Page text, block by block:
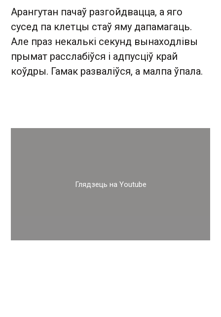
Арангутан пачаў разгойдвацца, а яго
сусед па клетцы стаў яму дапамагаць.
Але праз некалькі секунд вынаходлівы
прымат расслабіўся і адпусціў край
коўдры. Гамак разваліўся, а малпа ўпала.
Глядзець на Youtube